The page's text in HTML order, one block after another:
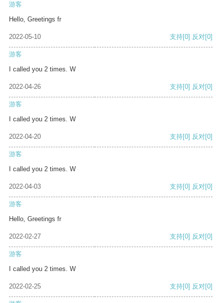
游客
Hello, Greetings fr
2022-05-10 支持[0] 反对[0]
游客
I called you 2 times. W
2022-04-26 支持[0] 反对[0]
游客
I called you 2 times. W
2022-04-20 支持[0] 反对[0]
游客
I called you 2 times. W
2022-04-03 支持[0] 反对[0]
游客
Hello, Greetings fr
2022-02-27 支持[0] 反对[0]
游客
I called you 2 times. W
2022-02-25 支持[0] 反对[0]